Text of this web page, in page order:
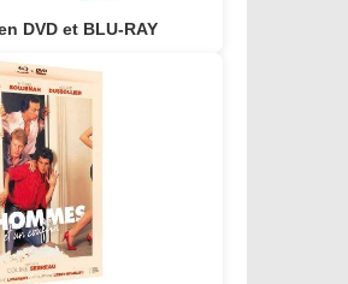
DVD et BLU-RAY